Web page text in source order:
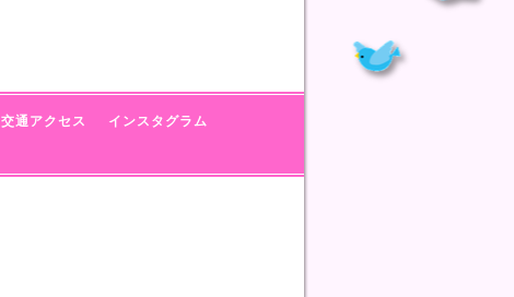
交通アクセス
インスタグラム